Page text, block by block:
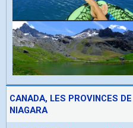
CANADA, LES PROVINCES
NIAGARA